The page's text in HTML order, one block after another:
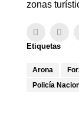
zonas
Etiquetas
Arona
Policía